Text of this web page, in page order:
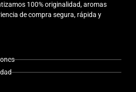
100% originalidad, aromas
de compra segura, rápida y